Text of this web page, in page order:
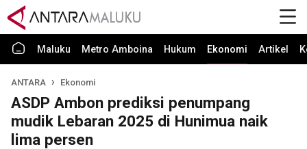
Maluku Metro Amboina Hukum Ekonomi Artikel
ANTARA Ekonomi
ASDP Ambon prediksi penumpang
mudik Lebaran 2025 di Hunimua naik
lima persen